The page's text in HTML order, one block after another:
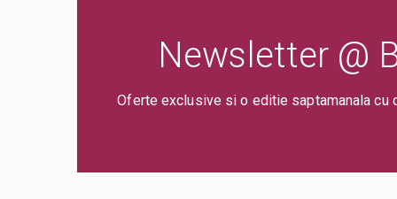
Newsletter @
Oferte exclusive si o editie saptamanala cu